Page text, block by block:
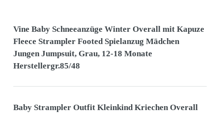
Vine Baby Schneeanzüge Winter Overall mit Kapuze
Fleece Strampler Footed Spielanzug Mädchen
Jungen Jumpsuit, Grau, 12-18 Monate
Herstellergr.85/48
Baby Strampler Outfit Kleinkind Kriechen Overall